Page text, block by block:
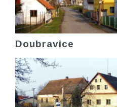
Doubravice